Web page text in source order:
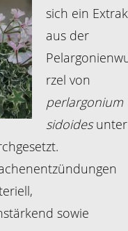
sich ein
aus der
rzel von
perlargonium
sidoidesunter
sowie